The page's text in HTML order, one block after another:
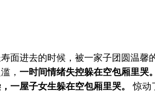
面进去的时候，被一家子团圆温馨
，一时间情绪失控躲在空包厢里哭
一屋子女生躲在空包厢里哭。惊动